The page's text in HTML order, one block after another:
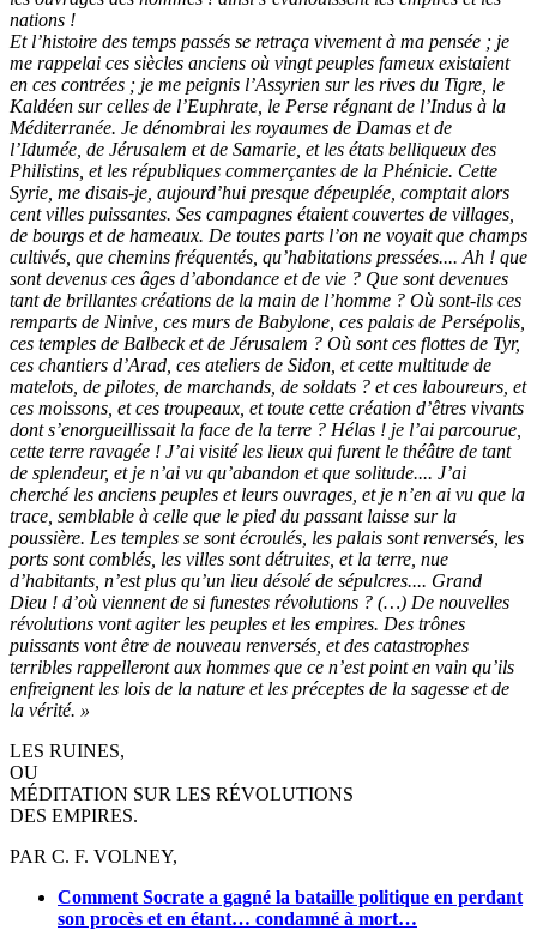
nations !
Et l’histoire des temps passés se retraça vivement à ma pensée ; je
me rappelai ces siècles anciens où vingt peuples fameux existaient
en ces contrées ; je me peignis l’Assyrien sur les rives du Tigre, le
Kaldéen sur celles de l’Euphrate, le Perse régnant de l’Indus à la
Méditerranée. Je dénombrai les royaumes de Damas et de
l’Idumée, de Jérusalem et de Samarie, et les états belliqueux des
Philistins, et les républiques commerçantes de la Phénicie. Cette
Syrie, me disais-je, aujourd’hui presque dépeuplée, comptait alors
cent villes puissantes. Ses campagnes étaient couvertes de villages,
de bourgs et de hameaux. De toutes parts l’on ne voyait que champs
cultivés, que chemins fréquentés, qu’habitations pressées.... Ah ! que
sont devenus ces âges d’abondance et de vie ? Que sont devenues
tant de brillantes créations de la main de l’homme ? Où sont-ils ces
remparts de Ninive, ces murs de Babylone, ces palais de Persépolis,
ces temples de Balbeck et de Jérusalem ? Où sont ces flottes de Tyr,
ces chantiers d’Arad, ces ateliers de Sidon, et cette multitude de
matelots, de pilotes, de marchands, de soldats ? et ces laboureurs, et
ces moissons, et ces troupeaux, et toute cette création d’êtres vivants
dont s’enorgueillissait la face de la terre ? Hélas ! je l’ai parcourue,
cette terre ravagée ! J’ai visité les lieux qui furent le théâtre de tant
de splendeur, et je n’ai vu qu’abandon et que solitude.... J’ai
cherché les anciens peuples et leurs ouvrages, et je n’en ai vu que la
trace, semblable à celle que le pied du passant laisse sur la
poussière. Les temples se sont écroulés, les palais sont renversés, les
ports sont comblés, les villes sont détruites, et la terre, nue
d’habitants, n’est plus qu’un lieu désolé de sépulcres.... Grand
Dieu ! d’où viennent de si funestes révolutions ? (…) De nouvelles
révolutions vont agiter les peuples et les empires. Des trônes
puissants vont être de nouveau renversés, et des catastrophes
terribles rappelleront aux hommes que ce n’est point en vain qu’ils
enfreignent les lois de la nature et les préceptes de la sagesse et de
la vérité. »
LES RUINES,
OU
MÉDITATION SUR LES RÉVOLUTIONS
DES EMPIRES.
PAR C. F. VOLNEY,
Comment Socrate a gagné la bataille politique en perdant
son procès et en étant… condamné à mort…